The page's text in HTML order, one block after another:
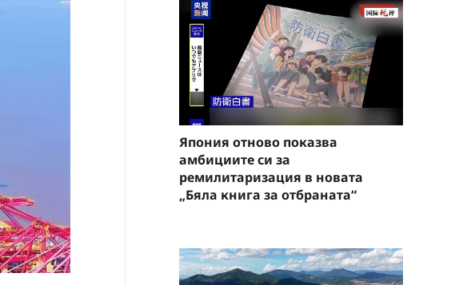
Япония отново показва
амбициите си за
ремилитаризация в новата
„Бяла книга за отбраната“